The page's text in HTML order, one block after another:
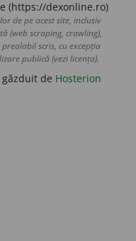
(https://dexonline.ro)
de pe acest site, inclusiv
(web scraping, crawling),
scris, cu excepția
publică (vezi licența).
găzduit de Hosterion